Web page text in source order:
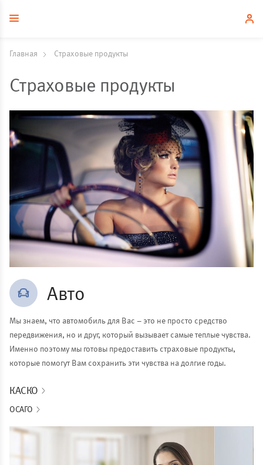
Главная Страховые продукты
Страховые продукты
Авто
Мы знаем, что автомобиль для Вас – это не просто средство
передвижения, но и друг, который вызывает самые теплые чувства.
Именно поэтому мы готовы предоставить страховые продукты,
которые помогут Вам сохранить эти чувства на долгие годы.
КАСКО
ОСАГО